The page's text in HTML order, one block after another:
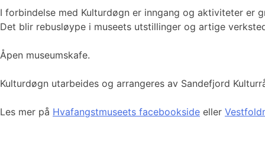
I forbindelse med Kulturdøgn er inngang og aktiviteter er
Det blir rebusløype i museets utstillinger og artige
Åpen museumskafe.
Kulturdøgn utarbeides og arrangeres av Sandefjord
Les mer på Hvafangstmuseets facebookside eller